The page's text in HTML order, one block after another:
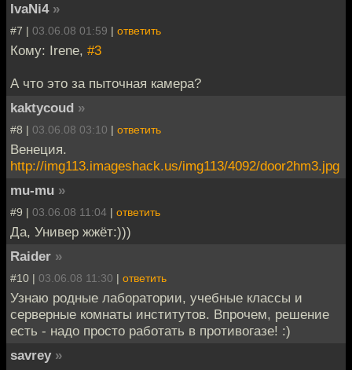
IvaNi4 »
#7 | 03.06.08 01:59 | ответить
Кому: Irene, #3
А что это за пыточная камера?
kaktycoud »
#8 | 03.06.08 03:10 | ответить
Венеция.
http://img113.imageshack.us/img113/4092/door2hm3.jpg
mu-mu »
#9 | 03.06.08 11:04 | ответить
Да, Универ жжёт:)))
Raider »
#10 | 03.06.08 11:30 | ответить
Узнаю родные лаборатории, учебные классы и
серверные комнаты институтов. Впрочем, решение
есть - надо просто работать в противогазе! :)
savrey »